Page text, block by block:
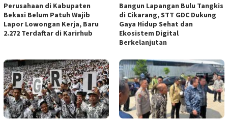
Perusahaan di Kabupaten
Bekasi Belum Patuh Wajib
Lapor Lowongan Kerja, Baru
2.272 Terdaftar di Karirhub
Bangun Lapangan Bulu Tangkis
di Cikarang, STT GDC Dukung
Gaya Hidup Sehat dan
Ekosistem Digital
Berkelanjutan